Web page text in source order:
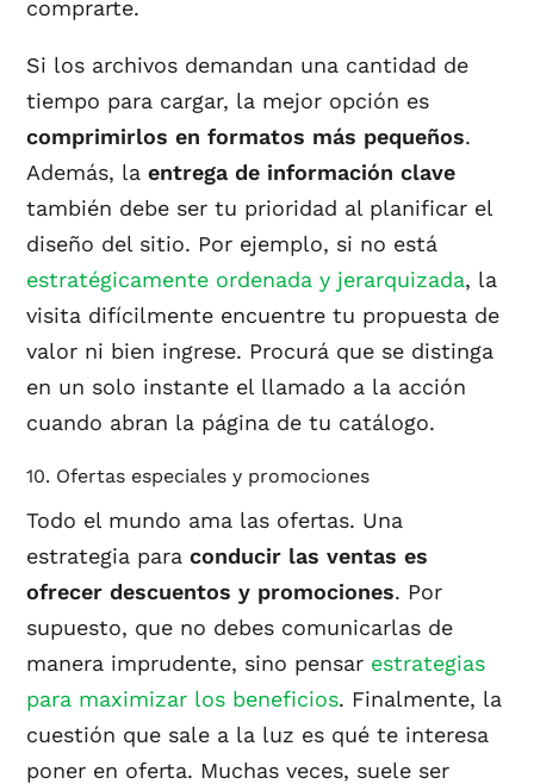
comprarte.
Si los archivos demandan una cantidad de
tiempo para cargar, la mejor opción es
comprimirlos en formatos más pequeños.
Además, laentrega de información clave
también debe ser tu prioridad al planificar el
diseño del sitio. Por ejemplo, si no está
estratégicamente ordenada y jerarquizada, la
visita difícilmente encuentre tu propuesta de
valor ni bien ingrese. Procurá que se distinga
en un solo instante el llamado a la acción
cuando abran la página de tu catálogo.
10. Ofertas especiales y promociones
Todo el mundo ama las ofertas. Una
estrategia paraconducir las ventas es
ofrecer descuentos y promociones. Por
supuesto, que no debes comunicarlas de
manera imprudente, sino pensar estrategias
para maximizar los beneficios. Finalmente, la
cuestión que sale a la luz es qué te interesa
poner en oferta. Muchas veces, suele ser